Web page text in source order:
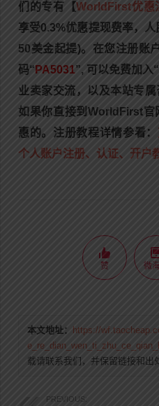
们的专有【WorldFirst优惠
享受0.3%优惠提现费率，
50美金起提)。在您注册账
码“ PA5031”, 可以免费加入
业卖家交流，以及本站专属
如果你直接到 WorldFirst官
惠的。注册教程详情参看：
个人账户注册、认证、开户
赞 微
本文地址：
https://
载请联系我们，并保留链接和出
PREVIOUS: